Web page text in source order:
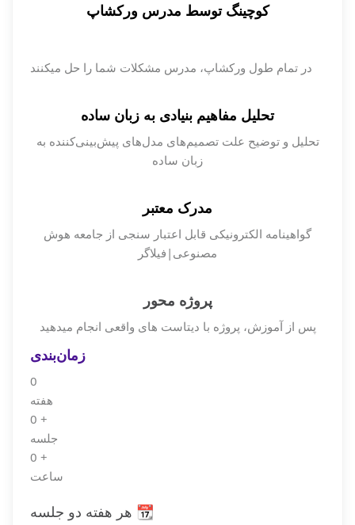
کوچینگ توسط مدرس ورکشاپ
در تمام طول ورکشاپ، مدرس مشکلات شما را حل میکنند
تحلیل مفاهیم بنیادی به زبان ساده
تحلیل و توضیح علت تصمیم‌های مدل‌های پیش‌بینی‌کننده به
زبان ساده
مدرک معتبر
گواهینامه الکترونیکی قابل اعتبار سنجی از جامعه هوش
مصنوعی|فیلاگر
پروژه محور
پس از آموزش، پروژه با دیتاست های واقعی انجام میدهید
زمان‌بندی
0
هفته
+
0
جلسه
+
0
ساعت
📆 هر هفته دو جلسه